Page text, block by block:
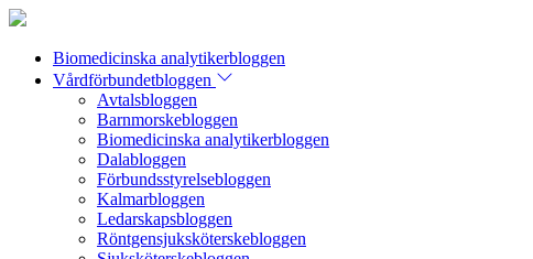
Biomedicinska analytikerbloggen
Vårdförbundetbloggen
Avtalsbloggen
Barnmorskebloggen
Biomedicinska analytikerbloggen
Dalabloggen
Förbundsstyrelsebloggen
Kalmarbloggen
Ledarskapsbloggen
Röntgensjuksköterskebloggen